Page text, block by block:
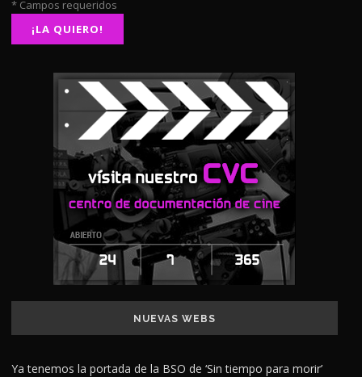
* Campos requeridos
NUEVAS WEBS
Ya tenemos la portada de la BSO de ‘Sin tiempo para morir’